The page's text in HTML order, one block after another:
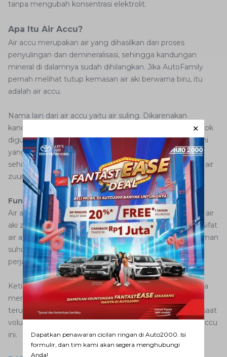
tanpa mengubah konsentrasi elektrolit.
Apa Itu Air Accu?
Air accu merupakan air yang dihasilkan dari proses
penyulingan dan demineralisasi, sehingga kandungan
mineral di dalamnya sudah dihilangkan. Jika AutoFamily
pernah melihat tutup kemasan air aki berwarna biru, itu
adalah air accu.
Nama lain dari air accu yaitu air suling. Dikarenakan
kandungan mineralnya sudah hilang, maka air aki ini cocok
digunakan untuk menambah volume cairan aki. Air aki ini
yang kemudian akan menguap melewati lubang aki,
sehingga tidak memengaruhi kandungan elektrolit dari air
zuur.
Fungsi Air Accu
Air accu dapat AutoFamily gunakan sebagai penambah air
aki zuur apabila levelair aki sudah mulai mengering. Sifat
air accu yang murni tanpa mineral memberikan peredaman
suhu jika air zuur dirasa panas ketika sedang dalam
perjalanan.
Ketika AutoFamily sedang dalam perjalanan, ada baiknya
membawa air accu cadangan sebagai penambah,
terutama ketika kondisi mobil dirasa kurang stabil. Jadi, saat
volume air aki berkurang, Anda bisa menambahkan air accu
ini.
Dapatkan penawaran cicilan ringan di Auto2000. Isi
formulir, dan tim kami akan segera menghubungi
Anda!